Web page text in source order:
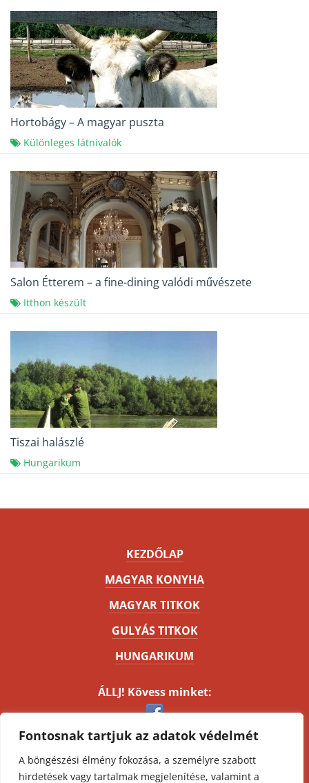
Fontosnak tartjuk az adatok védelmét
A böngészési élmény fokozása, a személyre szabott
hirdetések vagy tartalmak megjelenítése, valamint a
Hortobágy – A magyar puszta
Különleges látnivalók
Salon Étterem – a fine-dining valódi művészete
Itthon készült
Tiszai halászlé
Hungarikum
KEZDŐLAP
MAGYAR KONYHA
MAGYAR TITKOK
GULYÁS TITKOK
HUNGARIKUM
ÁLLJ! Kövess minket:
Impresszum